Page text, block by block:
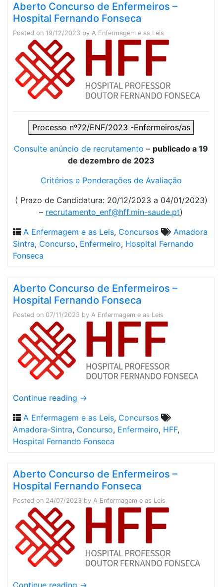
Aberto Concurso de Enfermeiros –
Hospital Fernando Fonseca
Posted on 19/12/2023 by A Enfermagem e as Leis
Processo nº72/ENF/2023 -Enfermeiros/as
Consulte anúncio de recrutamento – publicado a 19
de dezembro de 2023
Critérios e Ponderações de Avaliação
( Prazo de Candidatura: 20/12/2023 a 04/01/2023)
– recrutamento_enf@hff.min-saude.pt)
A Enfermagem e as Leis, Concursos
Amadora
Sintra, Concurso, Enfermeiro, Hospital Fernando
Fonseca
Aberto Concurso de Enfermeiros –
Hospital Fernando Fonseca
Posted on 07/11/2023 by A Enfermagem e as Leis
Continue reading →
A Enfermagem e as Leis, Concursos
Amadora-Sintra, Concurso, Enfermeiro, HFF,
Hospital Fernando Fonseca
Aberto Concurso de Enfermeiros –
Hospital Fernando Fonseca
Posted on 24/07/2023 by A Enfermagem e as Leis
Continue reading →